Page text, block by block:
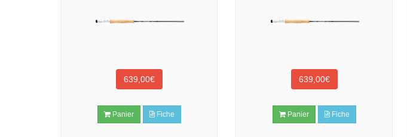
639,00€
Panier Fiche
639,00€
Panier Fiche